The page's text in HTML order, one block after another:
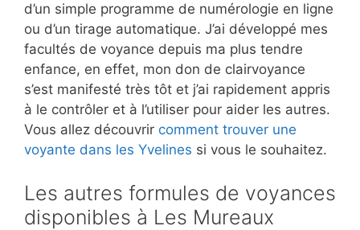
d’un simple programme de numérologie en ligne
ou d’un tirage automatique. J’ai développé mes
facultés de voyance depuis ma plus tendre
enfance, en effet, mon don de clairvoyance
s’est manifesté très tôt et j’ai rapidement appris
à le contrôler et à l’utiliser pour aider les autres.
Vous allez découvrir comment trouver une
voyante dans les Yvelines si vous le souhaitez.
Les autres formules de voyances
disponibles à Les Mureaux